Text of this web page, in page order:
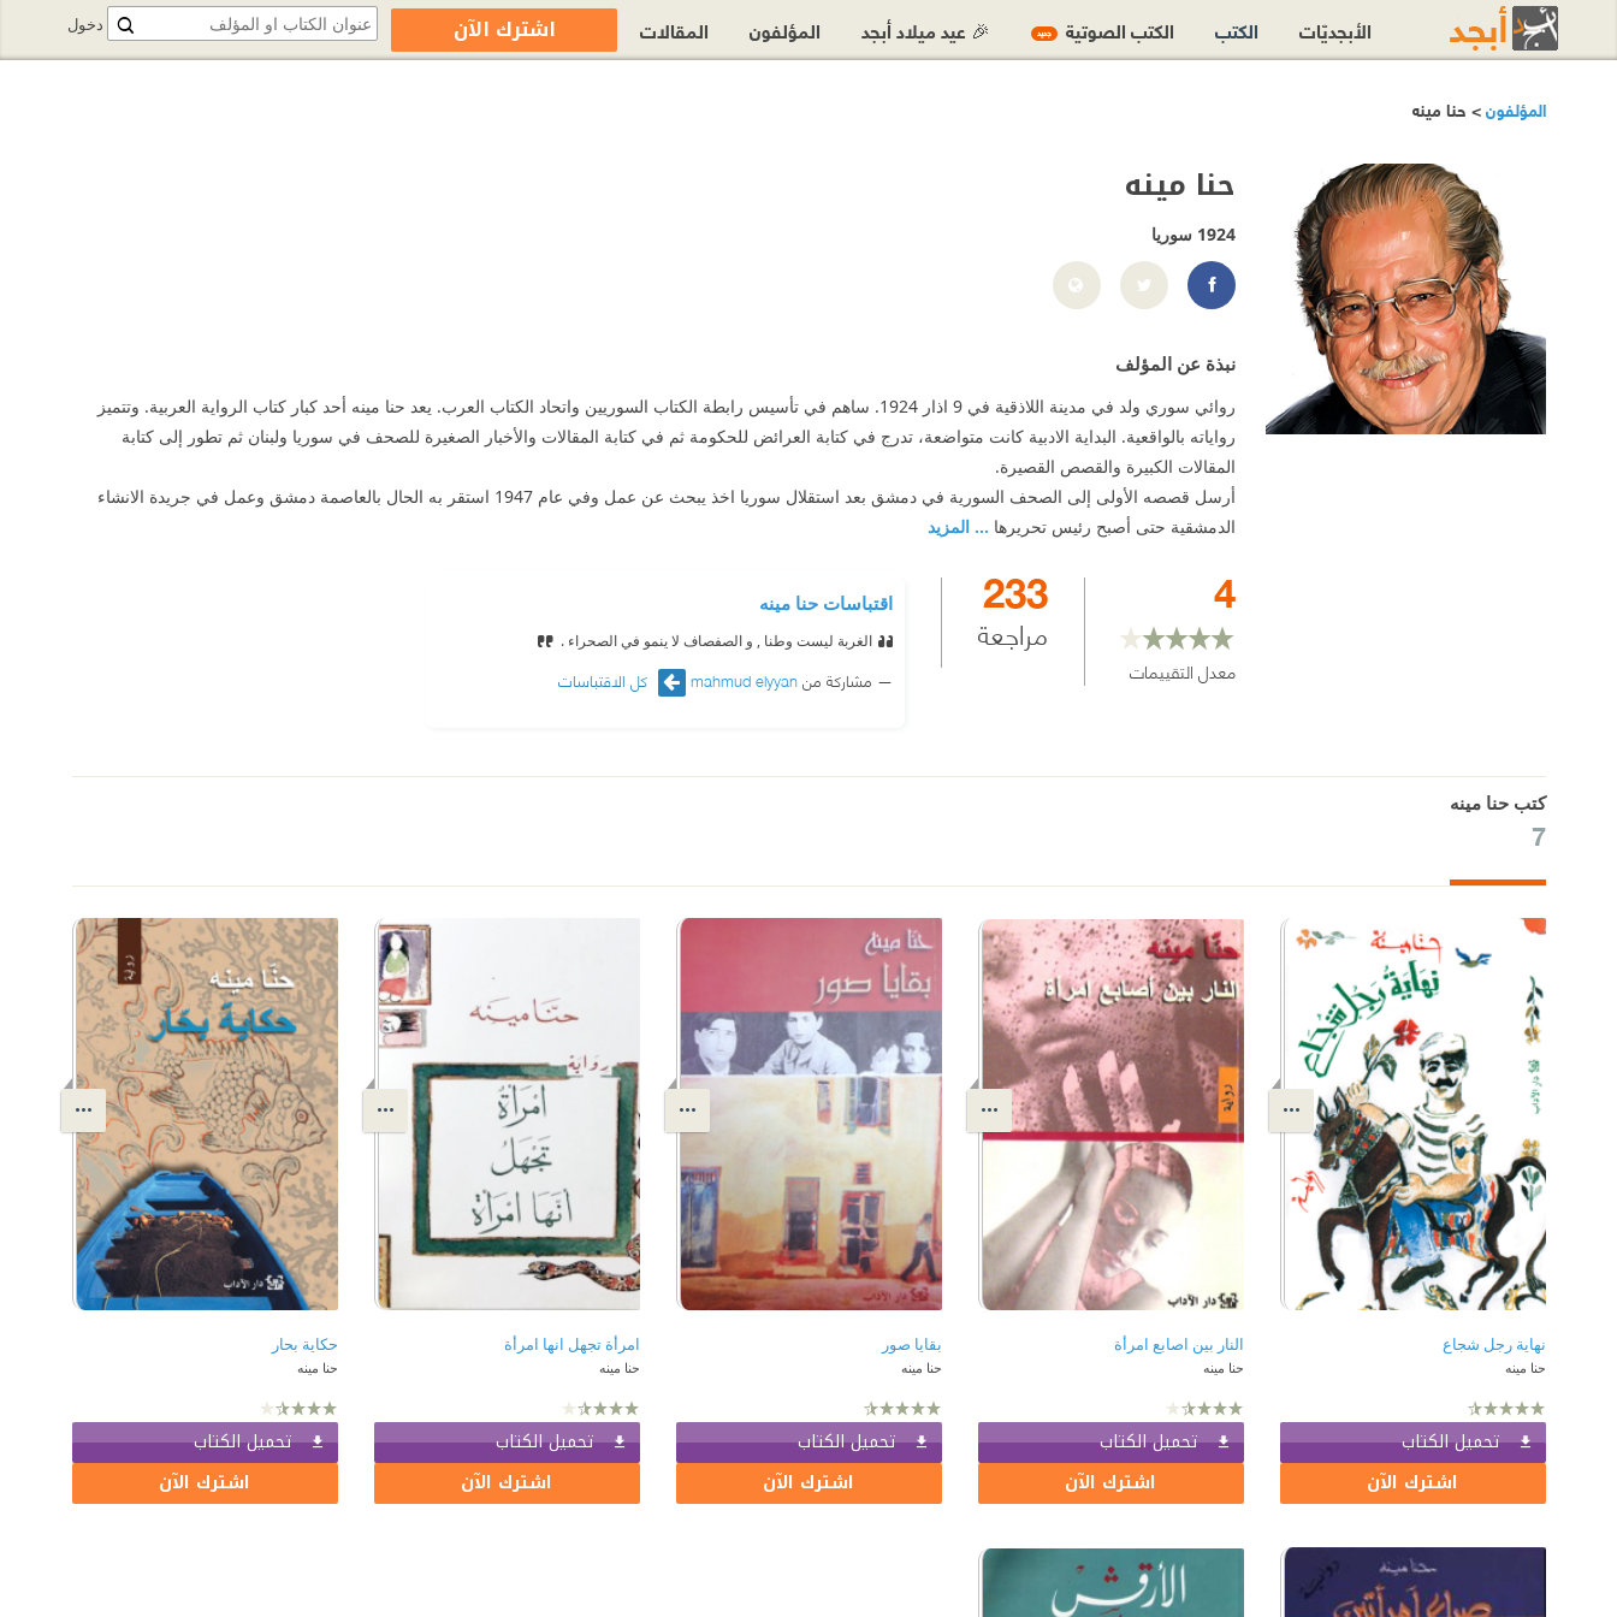
المؤلفون> حنا مينه
حنا مينه
1924 سوريا
https://www.facebook.com/pages/%D8%AD%D9%86%D8%A7-%D9%85%D9%8A%D9%86%D8%A9/141816015851054
نبذة عن المؤلف
روائي سوري ولد في مدينة اللاذقية في 9 اذار 1924. ساهم في تأسيس رابطة الكتاب السوريين واتحاد الكتاب العرب. يعد حنا مينه أحد كبار كتاب الرواية العربية. وتتميز
رواياته بالواقعية. البداية الادبية كانت متواضعة، تدرج في كتابة العرائض للحكومة ثم في كتابة المقالات والأخبار الصغيرة للصحف في سوريا ولبنان ثم تطور إلى كتابة
المقالات الكبيرة والقصص القصيرة.
أرسل قصصه الأولى إلى الصحف السورية في دمشق بعد استقلال سوريا اخذ يبحث عن عمل وفي عام 1947 استقر به الحال بالعاصمة دمشق وعمل في جريدة الانشاء
الدمشقية حتى أصبح رئيس تحريرها ... المزيد
4
معدل التقييمات
233
مراجعة
اقتباسات حنا مينه
الغربة ليست وطنا , و الصفصاف لا ينمو في الصحراء .
مشاركة منmahmud elyyan كل الاقتباسات
كتب حنا مينه
7
نهاية رجل شجاع
حنا مينه
تحميل الكتاب
اشترك الآن
النار بين اصابع امرأة
حنا مينه
تحميل الكتاب
اشترك الآن
بقايا صور
حنا مينه
تحميل الكتاب
اشترك الآن
امرأة تجهل انها امرأة
حنا مينه
تحميل الكتاب
اشترك الآن
حكاية بحار
حنا مينه
تحميل الكتاب
اشترك الآن
دخول الأبجديّات الكتب الكتب الصوتية جديد 🎉 عيد ميلاد أبجد المؤلفون المقالات اشترك الآن